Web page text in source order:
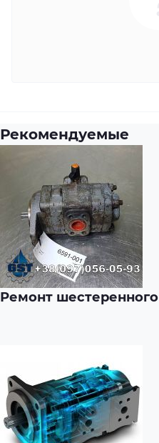
Рекомендуемые
Ремонт